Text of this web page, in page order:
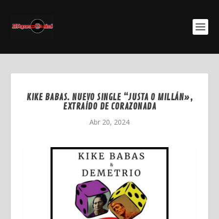
KIKE BABAS. NUEVO SINGLE “JUSTA O MILLÁN»,
EXTRAÍDO DE CORAZONADA
Abr 20, 2024